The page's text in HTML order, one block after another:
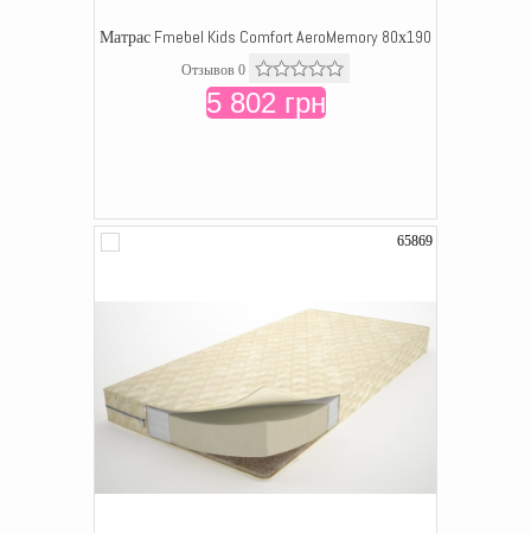
Матрас Fmebel Kids Comfort AeroMemory 80х190
Отзывов 0
5 802 грн
65869